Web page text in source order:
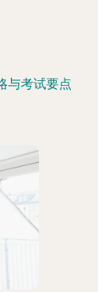
与考试要点